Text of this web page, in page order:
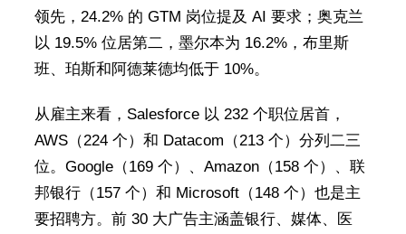
领先，24.2% 的 GTM 岗位提及 AI 要求；奥克兰
以 19.5% 位居第二，墨尔本为 16.2%，布里斯
班、珀斯和阿德莱德均低于 10%。
从雇主来看，Salesforce 以 232 个职位居首，
AWS（224 个）和 Datacom（213 个）分列二三
位。Google（169 个）、Amazon（158 个）、联
邦银行（157 个）和 Microsoft（148 个）也是主
要招聘方。前 30 大广告主涵盖银行、媒体、医